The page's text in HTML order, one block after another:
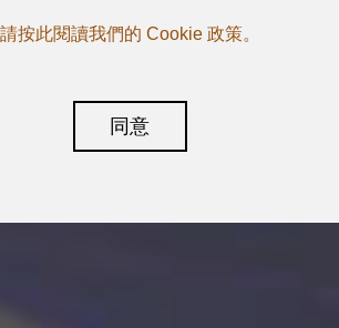
請按此閱讀我們的 Cookie 政策。
同意